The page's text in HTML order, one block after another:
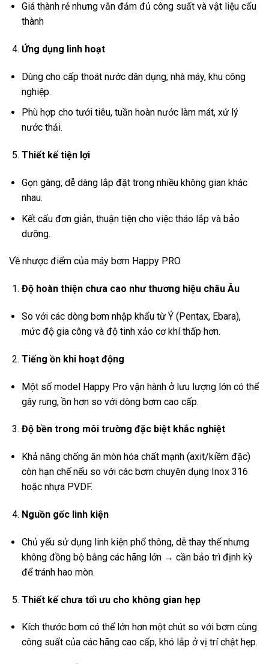
Giá thành rẻ nhưng vẫn đảm đủ công suất và vật liệu cấu
thành
Ứng dụng linh hoạt
Dùng cho cấp thoát nước dân dụng, nhà máy, khu công
nghiệp.
Phù hợp cho tưới tiêu, tuần hoàn nước làm mát, xử lý
nước thải.
Thiết kế tiện lợi
Gọn gàng, dễ dàng lắp đặt trong nhiều không gian khác
nhau.
Kết cấu đơn giản, thuận tiện cho việc tháo lắp và bảo
dưỡng.
Về nhược điểm của máy bơm Happy PRO
Độ hoàn thiện chưa cao như thương hiệu châu Âu
So với các dòng bơm nhập khẩu từ Ý (Pentax, Ebara),
mức độ gia công và độ tinh xảo cơ khí thấp hơn.
Tiếng ồn khi hoạt động
Một số model Happy Pro vận hành ở lưu lượng lớn có thể
gây rung, ồn hơn so với dòng bơm cao cấp.
Độ bền trong môi trường đặc biệt khắc nghiệt
Khả năng chống ăn mòn hóa chất mạnh (axit/kiềm đặc)
còn hạn chế nếu so với các bơm chuyên dụng Inox 316
hoặc nhựa PVDF.
Nguồn gốc linh kiện
Chủ yếu sử dụng linh kiện phổ thông, dễ thay thế nhưng
không đồng bộ bằng các hãng lớn → cần bảo trì định kỳ
để tránh hao mòn.
Thiết kế chưa tối ưu cho không gian hẹp
Kích thước bơm có thể lớn hơn một chút so với bơm cùng
công suất của các hãng cao cấp, khó lắp ở vị trí chật hẹp.